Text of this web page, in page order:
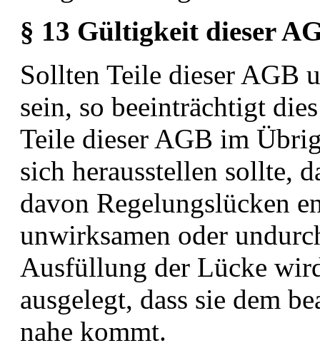
§ 13 Gültigkeit dieser
Sollten Teile dieser AGB
sein, so beeinträchtigt
Teile dieser AGB im
sich herausstellen sollte,
davon Regelungslücken
unwirksamen oder
Ausfüllung der Lücke
ausgelegt, dass sie dem
nahe kommt.